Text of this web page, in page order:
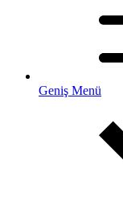
Geniş Menü